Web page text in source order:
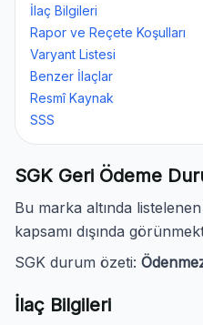
İlaç Bilgileri
Rapor ve Reçete Koşulları
Varyant Listesi
Benzer İlaçlar
Resmî Kaynak
SSS
SGK Geri Ödeme
Bu marka altında
kapsamı dışında
SGK durum özeti:
İlaç Bilgileri